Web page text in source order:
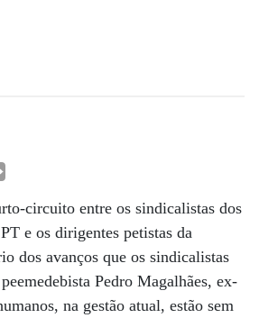
circuito entre os sindicalistas dos
e os dirigentes petistas da
dos avanços que os sindicalistas
Pedro Magalhães, ex-
na gestão atual, estão sem